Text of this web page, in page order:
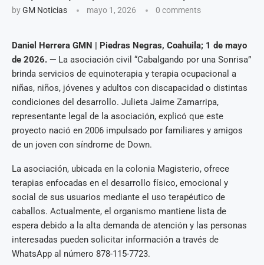
byGM Noticias mayo 1, 2026 0 comments
Daniel Herrera GMN | Piedras Negras, Coahuila; 1 de mayo
de 2026. — La asociación civil “Cabalgando por una Sonrisa”
brinda servicios de equinoterapia y terapia ocupacional a
niñas, niños, jóvenes y adultos con discapacidad o distintas
condiciones del desarrollo. Julieta Jaime Zamarripa,
representante legal de la asociación, explicó que este
proyecto nació en 2006 impulsado por familiares y amigos
de un joven con síndrome de Down.
La asociación, ubicada en la colonia Magisterio, ofrece
terapias enfocadas en el desarrollo físico, emocional y
social de sus usuarios mediante el uso terapéutico de
caballos. Actualmente, el organismo mantiene lista de
espera debido a la alta demanda de atención y las personas
interesadas pueden solicitar información a través de
WhatsApp al número 878-115-7723.